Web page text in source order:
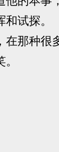
试探。
在那种很